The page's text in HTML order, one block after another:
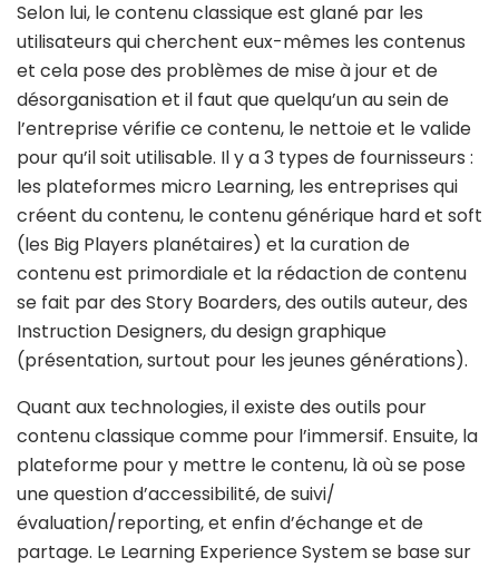
Selon lui, le contenu classique est glané par les
utilisateurs qui cherchent eux-mêmes les contenus
et cela pose des problèmes de mise à jour et de
désorganisation et il faut que quelqu’un au sein de
l’entreprise vérifie ce contenu, le nettoie et le valide
pour qu’il soit utilisable. Il y a 3 types de fournisseurs :
les plateformes micro Learning, les entreprises qui
créent du contenu, le contenu générique hard et soft
(les Big Players planétaires) et la curation de
contenu est primordiale et la rédaction de contenu
se fait par des Story Boarders, des outils auteur, des
Instruction Designers, du design graphique
(présentation, surtout pour les jeunes générations).
Quant aux technologies, il existe des outils pour
contenu classique comme pour l’immersif. Ensuite, la
plateforme pour y mettre le contenu, là où se pose
une question d’accessibilité, de suivi/
évaluation/reporting, et enfin d’échange et de
partage. Le Learning Experience System se base sur